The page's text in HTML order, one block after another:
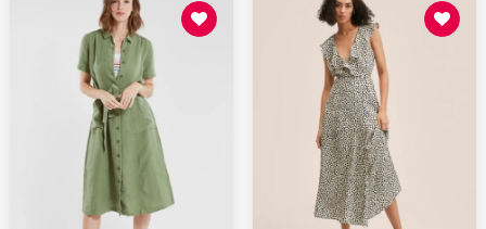
139
ARMORLUX.com
69.99
MANGO.com